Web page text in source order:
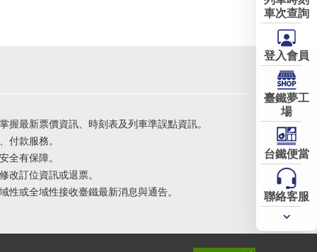
握最新票價資訊、時刻表及列車準誤點資訊。
付款服務。
全有保障。
改訂位資訊或退票。
性或全域性接收臺鐵最新消息與通告。
車次查詢
登入會員
臺鐵夢工
場
台鐵便當
聯絡客服
常用